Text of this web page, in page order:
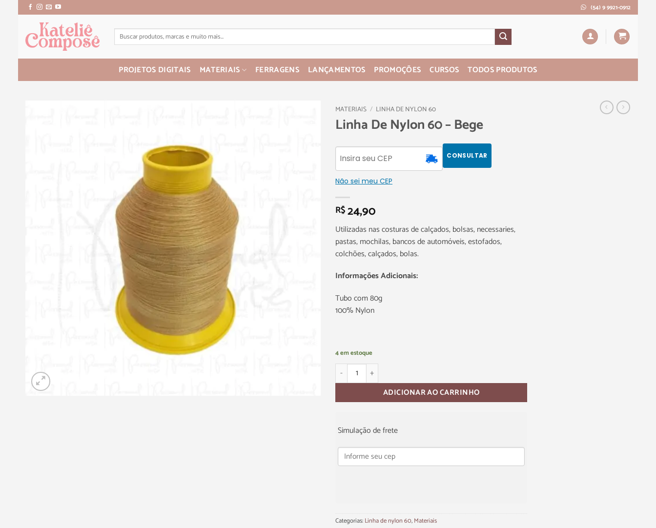
(54) 9 9921-0912
PROJETOS DIGITAIS MATERIAIS FERRAGENS LANÇAMENTOS PROMOÇÕES CURSOS TODOS PRODUTOS
MATERIAIS / LINHA DE NYLON 60
Linha De Nylon 60 – Bege
CONSULTAR
Não sei meu CEP
R$24,90
Utilizadas nas costuras de calçados, bolsas, necessaries,
pastas, mochilas, bancos de automóveis, estofados,
colchões, calçados, bolas.
Informações Adicionais:
Tubo com 80g
100% Nylon
4 em estoque
ADICIONAR AO CARRINHO
Simulação de frete
Categorias:Linha de nylon 60,Materiais